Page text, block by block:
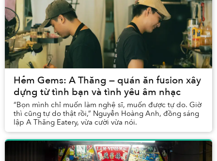
Hẻm Gems: A Thăng — quán ăn fusion xây
dựng từ tình bạn và tình yêu âm nhạc
“Bọn mình chỉ muốn làm nghệ sĩ, muốn được tự do. Giờ
thì cũng tự do thật rồi,” Nguyễn Hoàng Anh, đồng sáng
lập A Thăng Eatery, vừa cười vừa nói.